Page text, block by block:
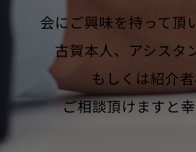
会にご興味を持って頂
古賀本人、アシスタ
もしくは紹介
ご相談頂けますと幸